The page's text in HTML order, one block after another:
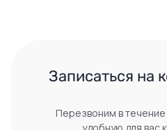
Записаться на
Перезвоним в течение